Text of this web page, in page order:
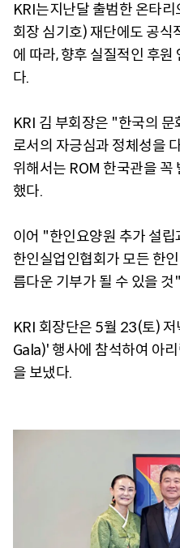
KRI는지난달 출범한 온타
회장 심기호) 재단에도 공식
에 따라, 향후 실질적인 후
다.
KRI 김 부회장은 "한국의
로서의 자긍심과 정체성을
위해서는 ROM 한국관을
했다.
이어 "한인요양원 추가 설
한인실업인협회가 모든 한
름다운 기부가 될 수 있을
KRI 회장단은 5월 23(토)
Gala)' 행사에 참석하여 아
을 보냈다.